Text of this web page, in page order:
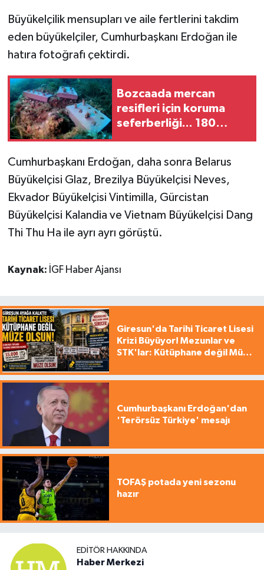
Büyükelçilik mensupları ve aile fertlerini takdim
eden büyükelçiler, Cumhurbaşkanı Erdoğan ile
hatıra fotoğrafı çektirdi.
Bozcaada mercan
resifleri için koruma
seferberliği... 180
Cumhurbaşkanı Erdoğan, daha sonra Belarus
Büyükelçisi Glaz, Brezilya Büyükelçisi Neves,
Ekvador Büyükelçisi Vintimilla, Gürcistan
Büyükelçisi Kalandia ve Vietnam Büyükelçisi Dang
Thi Thu Ha ile ayrı ayrı görüştü.
Kaynak: İGF Haber Ajansı
Giresun'da Tarihi Ticaret Lisesi
Krizi Büyüyor! Mezunlar ve
STK'lar: Kütüphane değil Müze
Cumhurbaşkanı Erdoğan'dan
'Terörsüz Türkiye' mesajı
TOFAŞ potada yeni sezonu
hazır
EDITÖR HAKKINDA
Haber Merkezi